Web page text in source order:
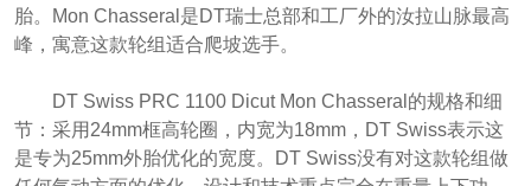
胎。Mon Chasseral是DT瑞士总部和工厂外的汝拉山脉最高
峰，寓意这款轮组适合爬坡选手。
DT Swiss PRC 1100 Dicut Mon Chasseral的规格和细
节：采用24mm框高轮圈，内宽为18mm，DT Swiss表示这
是专为25mm外胎优化的宽度。DT Swiss没有对这款轮组做